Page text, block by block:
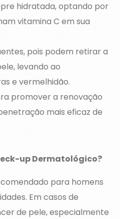
hidratada, optando por
vitamina C em sua
pois podem retirar a
levando ao
e vermelhidão.
promover a renovação
mais eficaz de
up Dermatológico?
para homens
Em casos de
de pele, especialmente